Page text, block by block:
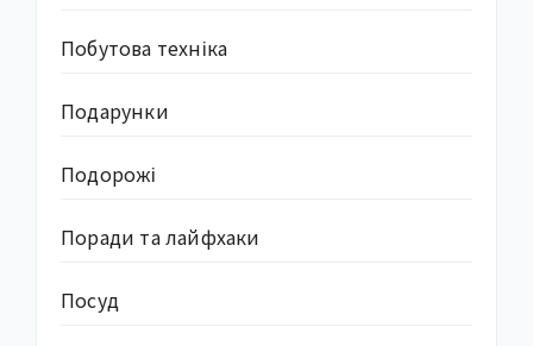
Побутова техніка
Подарунки
Подорожі
Поради та лайфхаки
Посуд